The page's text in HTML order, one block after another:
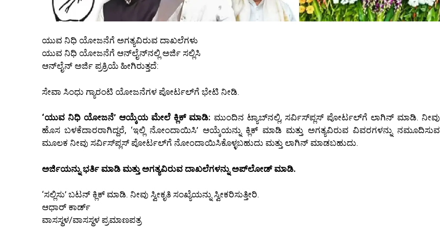
ಯುವ ನಿಧಿ ಯೋಜನೆಗೆ ಅಗತ್ಯವಿರುವ ದಾಖಲೆಗಳು
ಯುವ ನಿಧಿ ಯೋಜನೆಗೆ ಆನ್‌ಲೈನ್‌ನಲ್ಲಿ ಅರ್ಜಿ ಸಲ್ಲಿಸಿ
ಆನ್‌ಲೈನ್ ಅರ್ಜಿ ಪ್ರಕ್ರಿಯೆ ಹೀಗಿರುತ್ತದೆ:
ಸೇವಾ ಸಿಂಧು ಗ್ಯಾರಂಟಿ ಯೋಜನೆಗಳ ಪೋರ್ಟಲ್‌ಗೆ ಭೇಟಿ ನೀಡಿ.
‘ಯುವ ನಿಧಿ ಯೋಜನೆ’ ಆಯ್ಕೆಯ ಮೇಲೆ ಕ್ಲಿಕ್ ಮಾಡಿ: ಮುಂದಿನ ಟ್ಯಾಬ್‌ನಲ್ಲಿ, ಸರ್ವಿಸ್‌ಪ್ಲಸ್ ಪೋರ್ಟಲ್‌ಗೆ ಲಾಗಿನ್ ಮಾಡಿ. ನೀವು
ಹೊಸ ಬಳಕೆದಾರರಾಗಿದ್ದರೆ, ‘ಇಲ್ಲಿ ನೋಂದಾಯಿಸಿ’ ಆಯ್ಕೆಯನ್ನು ಕ್ಲಿಕ್ ಮಾಡಿ ಮತ್ತು ಅಗತ್ಯವಿರುವ ವಿವರಗಳನ್ನು ನಮೂದಿಸುವ
ಮೂಲಕ ನೀವು ಸರ್ವಿಸ್‌ಪ್ಲಸ್ ಪೋರ್ಟಲ್‌ಗೆ ನೋಂದಾಯಿಸಿಕೊಳ್ಳಬಹುದು ಮತ್ತು ಲಾಗಿನ್ ಮಾಡಬಹುದು.
ಅರ್ಜಿಯನ್ನು ಭರ್ತಿ ಮಾಡಿ ಮತ್ತು ಅಗತ್ಯವಿರುವ ದಾಖಲೆಗಳನ್ನು ಅಪ್‌ಲೋಡ್ ಮಾಡಿ.
‘ಸಲ್ಲಿಸು’ ಬಟನ್ ಕ್ಲಿಕ್ ಮಾಡಿ. ನೀವು ಸ್ವೀಕೃತಿ ಸಂಖ್ಯೆಯನ್ನು ಸ್ವೀಕರಿಸುತ್ತೀರಿ.
ಆಧಾರ್ ಕಾರ್ಡ್
ವಾಸಸ್ಥಳ/ವಾಸಸ್ಥಳ ಪ್ರಮಾಣಪತ್ರ